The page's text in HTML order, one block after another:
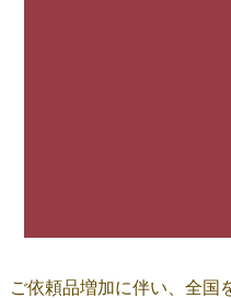
ご依頼品増加に伴い、全国